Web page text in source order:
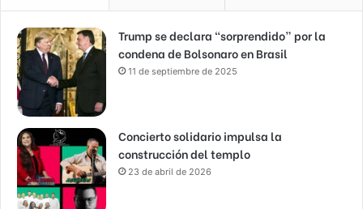
Trump se declara “sorprendido” por la
condena de Bolsonaro en Brasil
11 de septiembre de 2025
Concierto solidario impulsa la
construcción del templo
23 de abril de 2026